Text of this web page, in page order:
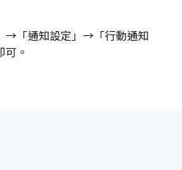
→「通知設定」→「行動通知
。